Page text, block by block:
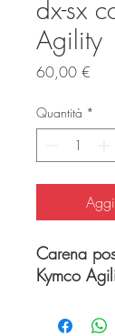
dx-sx
Agility
60,00 €
Quantità *
Carena
Kymco